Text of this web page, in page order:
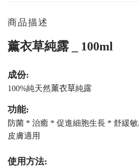
商品描述
薰衣草純露 _ 100ml
成份:
100%純天然薰衣草純露
功能:
防菌 * 治癒 * 促進細胞生長 * 舒緩
皮膚適用
使用方法: